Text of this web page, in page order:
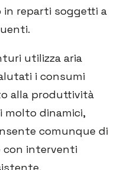
in reparti soggetti a
utilizza aria
i consumi
alla produttività
molto dinamici,
comunque di
con interventi